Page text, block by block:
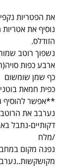
את הפטריות
נוסיף את
הזודלס.
נשפוך רוטב
ארבע כפות
כף שמן שומשום
כפית חמאת
**אפשר להוסיף
נערבב את
דקותיים-נתבל
/מלח
נפנה מקום